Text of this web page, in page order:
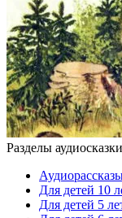
Разделы аудиосказки
Для детей 10
Для детей 5